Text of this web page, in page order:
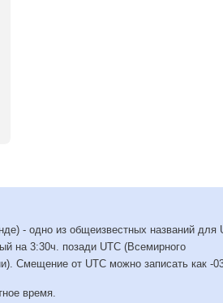
- одно из общеизвестных названий для
на 3:30ч. позади UTC (Всемирного
Смещение от UTC можно записать как -
время.